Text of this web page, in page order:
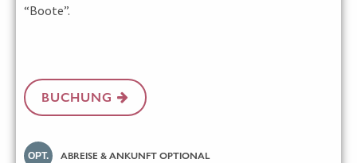
“Boote”.
BUCHUNG
OPT. ABREISE & ANKUNFT OPTIONAL